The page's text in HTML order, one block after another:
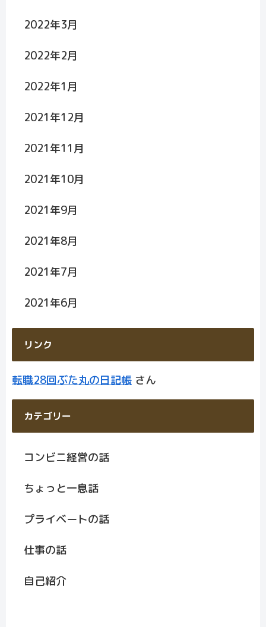
2022年3月
2022年2月
2022年1月
2021年12月
2021年11月
2021年10月
2021年9月
2021年8月
2021年7月
2021年6月
リンク
転職28回ぶた丸の日記帳 さん
カテゴリー
コンビニ経営の話
ちょっと一息話
プライベートの話
仕事の話
自己紹介